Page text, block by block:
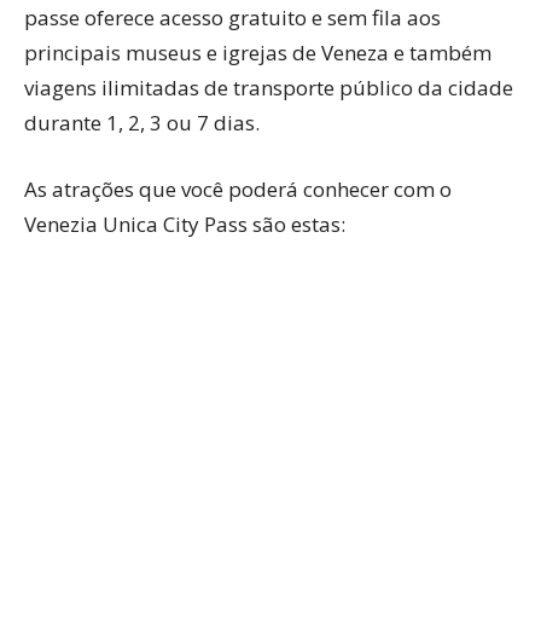
passe oferece acesso gratuito e sem fila aos
principais museus e igrejas de Veneza e também
viagens ilimitadas de transporte público da cidade
durante 1, 2, 3 ou 7 dias.
As atrações que você poderá conhecer com o
Venezia Unica City Pass são estas: